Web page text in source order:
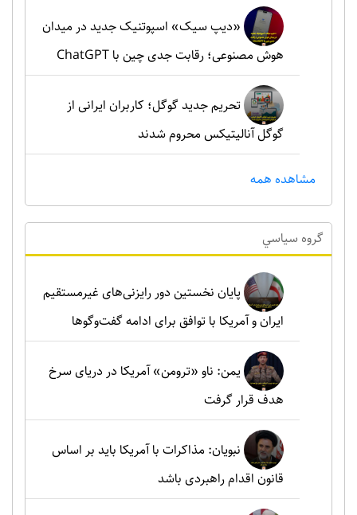
«دیپ سیک» اسپوتنیک جدید در میدان
هوش مصنوعی؛ رقابت جدی چین با ChatGPT
تحریم جدید گوگل؛ کاربران ایرانی از
گوگل آنالیتیکس محروم شدند
مشاهده همه
گروه سياسي
پایان نخستین دور رایزنی‌های غیرمستقیم
ایران و آمریکا با توافق برای ادامه گفت‌وگوها
یمن: ناو «ترومن» آمریکا در دریای سرخ
هدف قرار گرفت
نبویان: مذاکرات با آمریکا باید بر اساس
قانون اقدام راهبردی باشد